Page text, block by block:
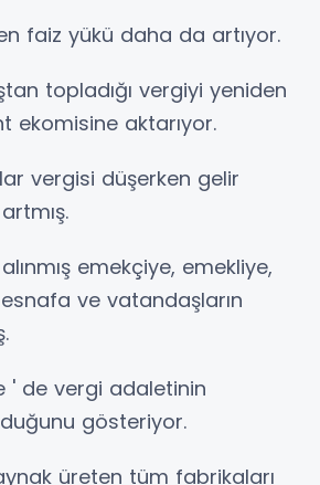
faiz yükü daha da artıyor.
topladığı vergiyi yeniden
ekomisine aktarıyor.
vergisi düşerken gelir
emekçiye, emekliye,
ve vatandaşların
' de vergi adaletinin
gösteriyor.
üreten tüm fabrikaları